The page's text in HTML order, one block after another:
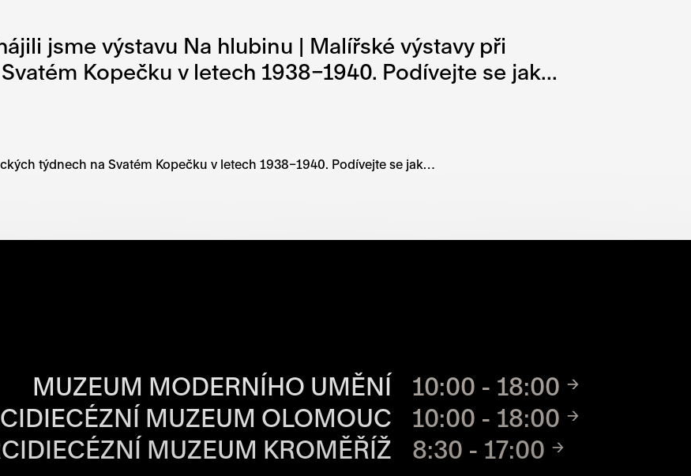
jsme výstavu Na hlubinu | Malířské výstavy při
Kopečku v letech 1938–1940. Podívejte se jak...
týdnech na Svatém Kopečku v letech 1938–1940. Podívejte se jak…
JEDNOTLIVÝCH MÍST
MUZEUM MODERNÍHO UMĚNÍ
10:00 - 18:00
MUZEUM OLOMOUC
10:00 - 18:00
MUZEUM KROMĚŘÍŽ
8:30 - 17:00